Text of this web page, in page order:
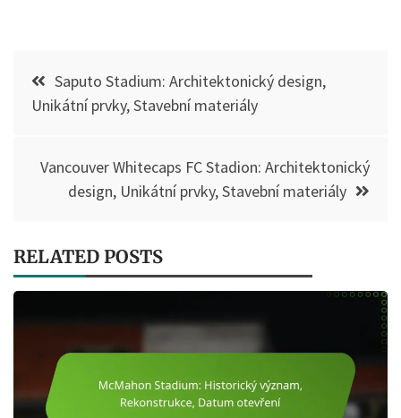
Post
navigation
Saputo Stadium: Architektonický design,
Unikátní prvky, Stavební materiály
Vancouver Whitecaps FC Stadion: Architektonický
design, Unikátní prvky, Stavební materiály
RELATED POSTS